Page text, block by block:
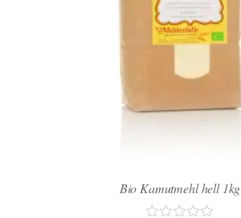
Bio Kamutmehl hell 1kg